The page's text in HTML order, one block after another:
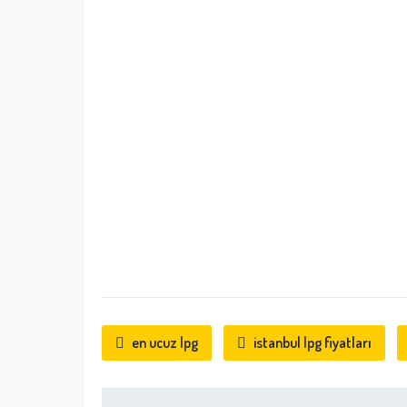
en ucuz lpg istanbul lpg fiyatları